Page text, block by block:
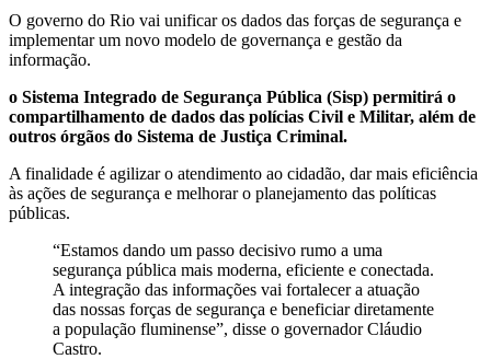
O governo do Rio vai unificar os dados das forças de segurança e
implementar um novo modelo de governança e gestão da
informação.
o Sistema Integrado de Segurança Pública (Sisp) permitirá o
compartilhamento de dados das polícias Civil e Militar, além de
outros órgãos do Sistema de Justiça Criminal.
A finalidade é agilizar o atendimento ao cidadão, dar mais eficiência
às ações de segurança e melhorar o planejamento das políticas
públicas.
“Estamos dando um passo decisivo rumo a uma
segurança pública mais moderna, eficiente e conectada.
A integração das informações vai fortalecer a atuação
das nossas forças de segurança e beneficiar diretamente
a população fluminense”, disse o governador Cláudio
Castro.